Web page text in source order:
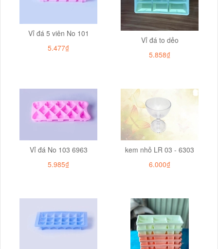
Vỉ đá 5 viên No 101
5.477₫
Vỉ đá to dẻo
5.858₫
Vỉ đá No 103 6963
5.985₫
kem nhỏ LR 03 - 6303
6.000₫